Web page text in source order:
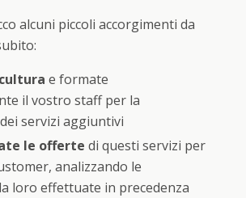
alcuni piccoli accorgimenti da
e formate
il vostro staff per la
servizi aggiuntivi
le offerte di questi servizi per
analizzando le
loro effettuate in precedenza